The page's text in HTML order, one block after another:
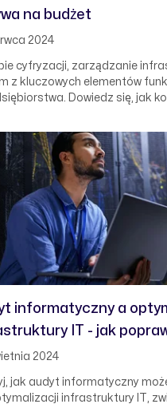
na budżet
2024
cyfryzacji, zarządzanie
z kluczowych elementów
Dowiedz się, jak
oraz znacznych
informatyczny a
IT - jak
2024
jak audyt informatyczny
infrastruktury IT,